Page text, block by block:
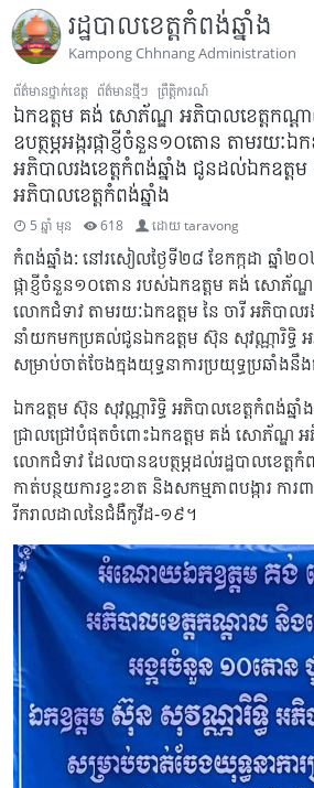
រដ្ឋបាលខេត្តកំពង់ឆ្នាំង
Kampong Chhnang Administration
ព័ត៌មានថ្នាក់ខេត្ត ព័ត៌មានថ្មីៗ ព្រឹត្តិការណ៍
ឯកឧត្តម គង់ សោភ័ណ្ឌ អភិបាលខេត្តកណ្
ឧបត្ថម្ភអង្ករផ្កាខ្ញីចំនួន១០តោន តាមរយៈឯក
អភិបាលរងខេត្តកំពង់ឆ្នាំង ជូនដល់ឯកឧត្តម
អភិបាលខេត្តកំពង់ឆ្នាំង
5 ឆ្នាំ មុន 618 ដោយtaravong
កំពង់ឆ្នាំង: នៅរសៀលថ្ងៃទី២៨ ខែកក្កដា ឆ្នាំ
ផ្កាខ្ញីចំនួន១០តោន របស់ឯកឧត្តម គង់ សោភ័ណ្
លោកជំទាវ តាមរយៈឯកឧត្តម នៃ ចារី អភិបាលរ
នាំយកមកប្រគល់ជូនឯកឧត្តម ស៊ុន សុវណ្ណារិទ្ធិ អ
សម្រាប់ចាត់ចែងក្នុងយុទ្ធនាការប្រយុទ្ធប្រឆាំង
ឯកឧត្តម ស៊ុន សុវណ្ណារិទ្ធិ អភិបាលខេត្តកំពង់ឆ្
ជ្រាលជ្រៅបំផុតចំពោះឯកឧត្តម គង់ សោភ័ណ្ឌ អ
លោកជំទាវ ដែលបានឧបត្ថម្ភដល់រដ្ឋបាលខេត្តកំ
កាត់បន្ថយការខ្វះខាត និងសកម្មភាពបង្ការ ការព
រីករាលដាលនៃជំងឺកូវីដ-១៩។